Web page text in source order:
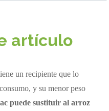
artículo
un recipiente que lo
y su menor peso
puede sustituir al arroz